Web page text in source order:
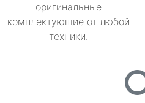
оригинальные
комплектующие от любой
техники.